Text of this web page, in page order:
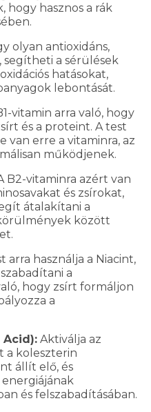
hogy hasznos a rák
olyan antioxidáns,
segítheti a sérülések
hatásokat,
lebontását.
vitamin arra való, hogy
és a proteint. A test
van erre a vitaminra, az
működjenek.
B2-vitaminra azért van
és zsírokat,
átalakítani a
között
arra használja a Niacint,
a
hogy zsírt formáljon
a
Acid): Aktiválja az
a koleszterin
állít elő, és
és felszabadításában.